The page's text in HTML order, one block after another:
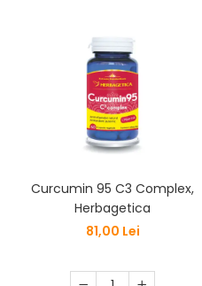
Curcumin 95 C3 Complex,
Herbagetica
81,00 Lei